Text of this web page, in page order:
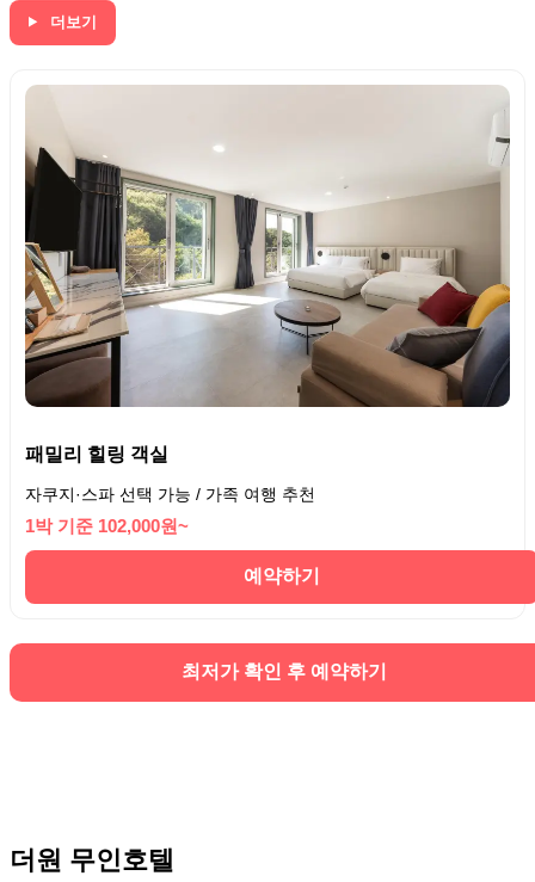
더보기
패밀리 힐링 객실
자쿠지·스파 선택 가능 / 가족 여행 추천
1박 기준 102,000원~
예약하기
최저가 확인 후 예약하기
더원 무인호텔